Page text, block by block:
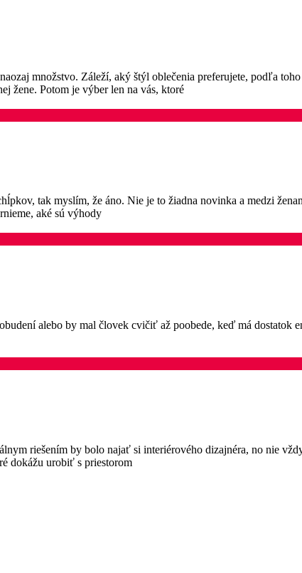
množstvo. Záleží, aký štýl oblečenia preferujete, podľa
žene. Potom je výber len na vás, ktoré
tak myslím, že áno. Nie je to žiadna novinka a medzi
aké sú výhody
alebo by mal človek cvičiť až poobede, keď má dostatok
riešením by bolo najať si interiérového dizajnéra, no nie
dokážu urobiť s priestorom